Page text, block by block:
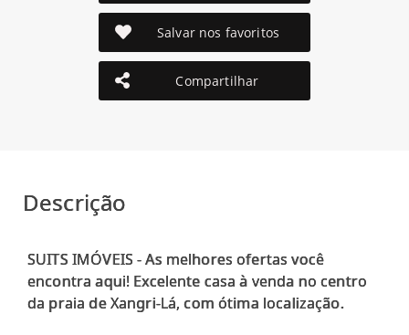
Salvar nos favoritos
Compartilhar
Descrição
SUITS IMÓVEIS - As melhores ofertas você
encontra aqui! Excelente casa à venda no centro
da praia de Xangri-Lá, com ótima localização.